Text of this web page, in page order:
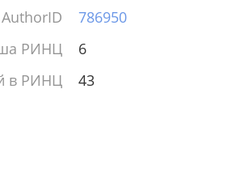
786950
РИНЦ
6
в РИНЦ
43